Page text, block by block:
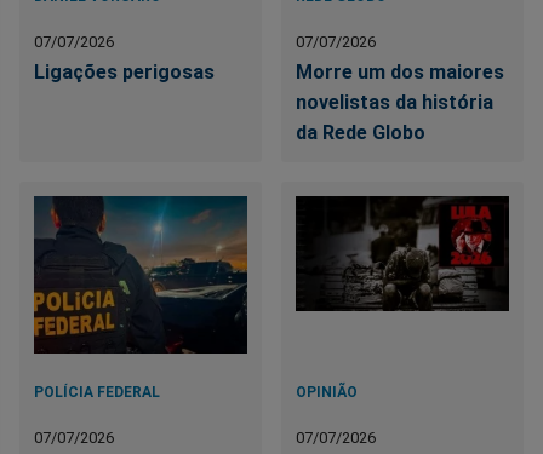
07/07/2026
Ligações perigosas
07/07/2026
Morre um dos maiores
novelistas da história
da Rede Globo
POLÍCIA FEDERAL
07/07/2026
OPINIÃO
07/07/2026